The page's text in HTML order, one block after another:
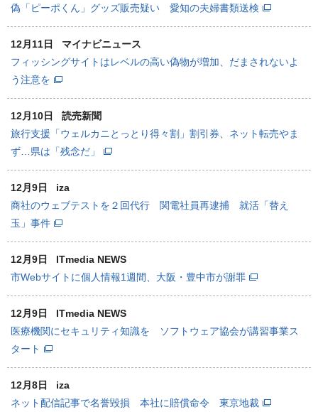
偽「ピーポくん」グッズ販売疑い 愛知の夫婦書類送検
12月11日
マイナビニュース
フィッシングサイトはレベルの高い偽物が増加、だまされないよ
う注意を
12月10日
読売新聞
旅行支援「ウェルカニとっとり得々割」割引券、ネット転売やま
ず…県は「残念だ」
12月9日
iza
商社のウェブテストを２回代行 関電社員再逮捕 就活「替え
玉」事件
12月9日
ITmedia NEWS
市Webサイトに個人情報1週間、大阪・豊中市が謝罪
12月9日
ITmedia NEWS
医療機関にセキュリティ知識を ソフトウェア協会が講習事業ス
タート
12月8日
iza
ネット配信記事で名誉毀損 本社に賠償命令 東京地裁